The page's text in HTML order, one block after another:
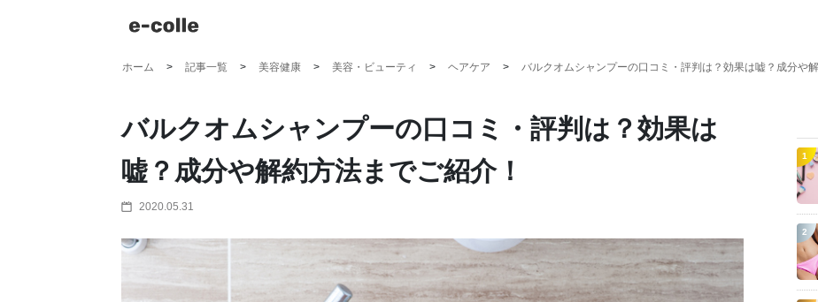
ホーム 記事一覧 美容健康 美容・ビューティ ヘアケア バルクオムシャンプーの口コミ・評判は？効果は嘘？成分や
バルクオムシャンプーの口コミ・評判は？効果は
嘘？成分や解約方法までご紹介！
2020.05.31